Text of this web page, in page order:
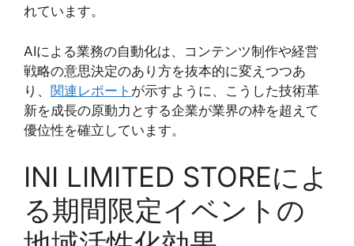
れています。
AIによる業務の自動化は、コンテンツ制作や経営
戦略の意思決定のあり方を抜本的に変えつつあ
り、 関連レポート が示すように、こうした技術革
新を成長の原動力とする企業が業界の枠を超えて
優位性を確立しています。
INI LIMITED STOREによ
る期間限定イベントの